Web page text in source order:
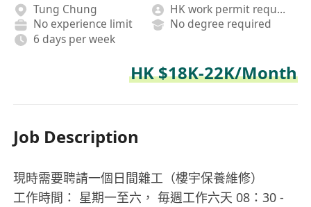
Tung Chung
HK work permit required
No experience limit
No degree required
6 days per week
HK $18K-22K/Month
Job Description
現時需要聘請一個日間雜工（樓宇保養維修）
工作時間： 星期一至六， 毎週工作六天 08：30 -